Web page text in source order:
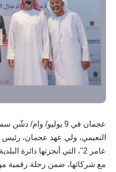
عجمان في 9 يوليو/ وام/
النعيمي، ولي عهد عجمان، رئيس
عامر 2"، التي أنجزتها دائرة
مع شركائها، ضمن رحلة رقمية